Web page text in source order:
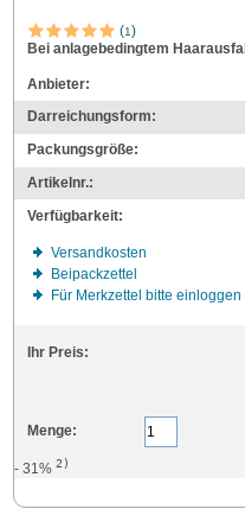
(1)
Bei anlagebedingtem Haarausfall
Anbieter:
Darreichungsform:
Packungsgröße:
Artikelnr.:
Verfügbarkeit:
Versandkosten
Beipackzettel
Für Merkzettel bitte einloggen
Ihr Preis:
Menge:
- 31%2)